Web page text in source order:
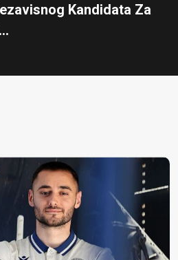
Kandidata Za